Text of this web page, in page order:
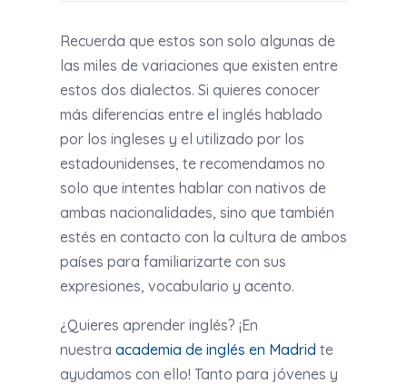
Recuerda que estos son solo algunas de
las miles de variaciones que existen entre
estos dos dialectos. Si quieres conocer
más diferencias entre el inglés hablado
por los ingleses y el utilizado por los
estadounidenses, te recomendamos no
solo que intentes hablar con nativos de
ambas nacionalidades, sino que también
estés en contacto con la cultura de ambos
países para familiarizarte con sus
expresiones, vocabulario y acento.
¿Quieres aprender inglés? ¡En
nuestra academia de inglés en Madrid te
ayudamos con ello! Tanto para jóvenes y